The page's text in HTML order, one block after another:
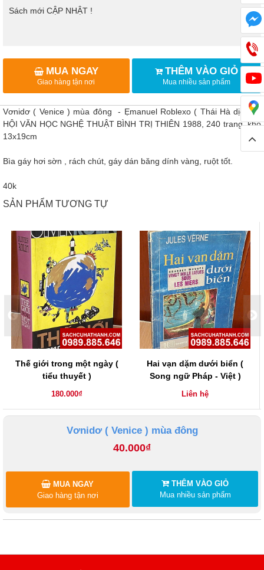
Sách mới CẬP NHẬT !
MUA NGAY
Giao hàng tận nơi
THÊM VÀO GIỎ
Mua nhiều sản phẩm
Vơnidơ ( Venice ) mùa đông - Ẹmanuel Roblexo ( Thái Hà dịch ) -
HỘI VĂN HỌC NGHỆ THUẬT BÌNH TRỊ THIÊN 1988, 240 trang, khổ
13x19cm
Bìa gáy hơi sờn , rách chút, gáy dán băng dính vàng, ruột tốt.
40k
SẢN PHẨM TƯƠNG TỰ
Thế giới trong một ngày (
tiểu thuyết )
180.000₫
Hai vạn dặm dưới biển (
Song ngữ Pháp - Việt )
Liên hệ
Vơnidơ ( Venice ) mùa đông
40.000₫
THÊM VÀO GIỎ
Mua nhiều sản phẩm
MUA NGAY
Giao hàng tận nơi